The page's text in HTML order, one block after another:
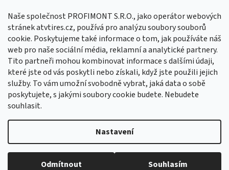
Naše společnost PROFIMONT S.R.O., jako operátor webových
stránek atvtires.cz, používá pro analýzu soubory souborů
cookie. Poskytujeme také informace o tom, jak používáte náš
web pro naše sociální média, reklamní a analytické partnery.
Tito partneři mohou kombinovat informace s dalšími údaji,
které jste od vás poskytli nebo získali, když jste použili jejich
služby. To vám umožní svobodně vybrat, jaká data o sobě
poskytujete, s jakými soubory cookie budete. Nebudete
souhlasit.
Nastavení
Odmítnout Souhlasím
Facebook
Copyright 2026ATVTIRES.CZ. Všechna práva vyhrazena.Upravit